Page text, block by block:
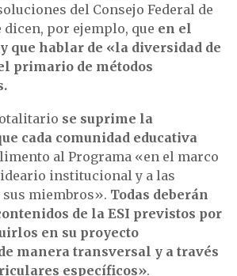
del Consejo Federal de
dicen, por ejemplo, que en el
hablar de «la diversidad de
primario de métodos
se suprime la
cada comunidad educativa
al Programa «en el marco
institucional y a las
miembros». Todas deberán
de la ESI previstos por
en su proyecto
manera transversal y a través
específicos».